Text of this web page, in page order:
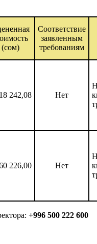
(сом)
Соответствие
заявленным
требованиям
242,08 Нет
226,00 Нет
+996 500 222 600